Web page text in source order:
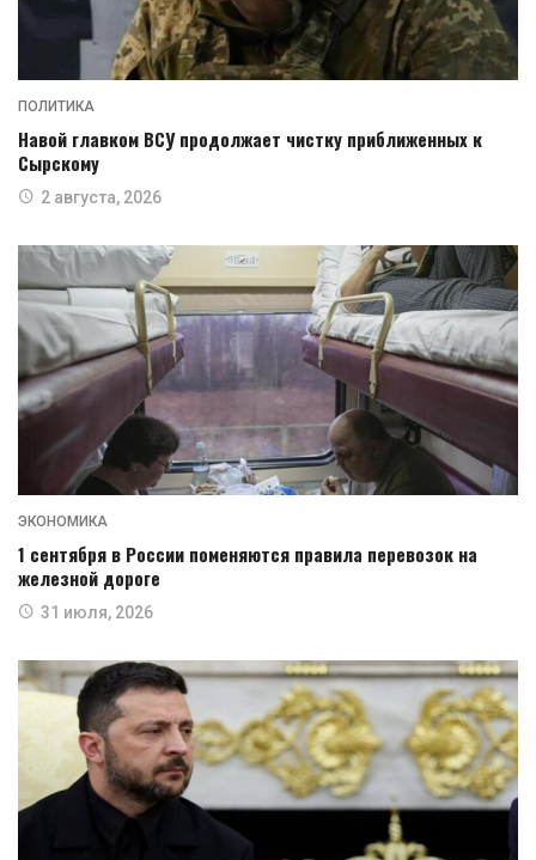
ПОЛИТИКА
Навой главком ВСУ продолжает чистку приближенных к
Сырскому
2 августа, 2026
ЭКОНОМИКА
1 сентября в России поменяются правила перевозок на
железной дороге
31 июля, 2026